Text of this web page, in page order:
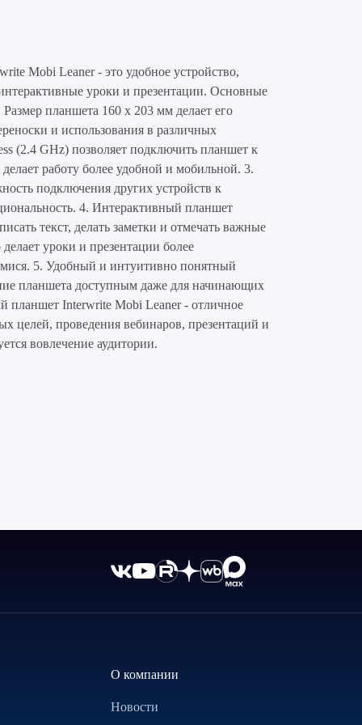
Mobi Leaner - это удобное устройство,
уроки и презентации. Основные
планшета 160 x 203 мм делает его
и использования в различных
(2.4 GHz) позволяет подключить планшет к
работу более удобной и мобильной. 3.
подключения других устройств к
4. Интерактивный планшет
текст, делать заметки и отмечать важные
уроки и презентации более
5. Удобный и интуитивно понятный
планшета доступным даже для начинающих
планшет Interwrite Mobi Leaner - отличное
целей, проведения вебинаров, презентаций и
вовлечение аудитории.
О компании
Новости